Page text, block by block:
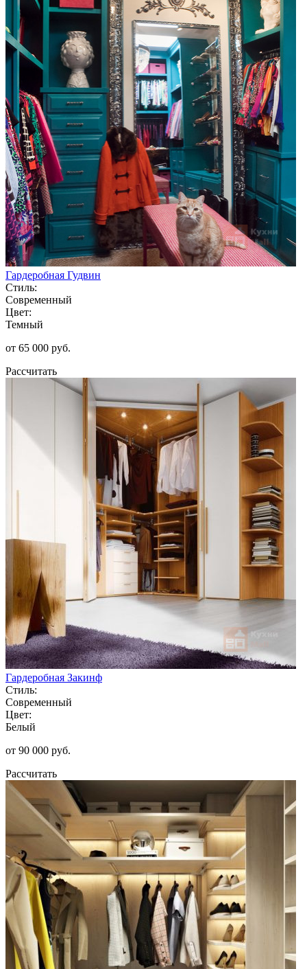
Гардеробная Гудвин
Стиль:
Современный
Цвет:
Темный
от 65 000 руб.
Рассчитать
Гардеробная Закинф
Стиль:
Современный
Цвет:
Белый
от 90 000 руб.
Рассчитать